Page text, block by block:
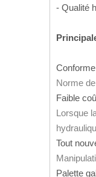
- Qualité
Norme
Faible
Lorsque
Tout
Palette